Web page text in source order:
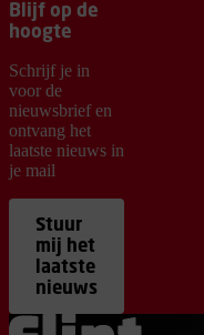
Blijf op de
hoogte
Schrijf je in
voor de
nieuwsbrief en
ontvang het
laatste nieuws in
je mail
Stuur
mij het
laatste
nieuws
Ga terug naar de homepage